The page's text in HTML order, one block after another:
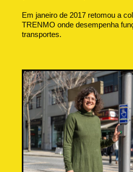
Em janeiro de 2017 retomou a
TRENMO onde desempenha
transportes.